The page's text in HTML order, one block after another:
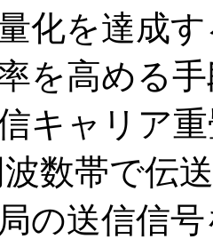
化を達成
を高める
キャリア
数帯で伝
の送信信